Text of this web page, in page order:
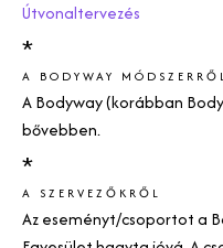
Útvonaltervezés
*
A BODYWAY
ABodyway (korábban
bővebben.
*
A SZERVEZŐKRŐL
Az eseményt/csoportot a